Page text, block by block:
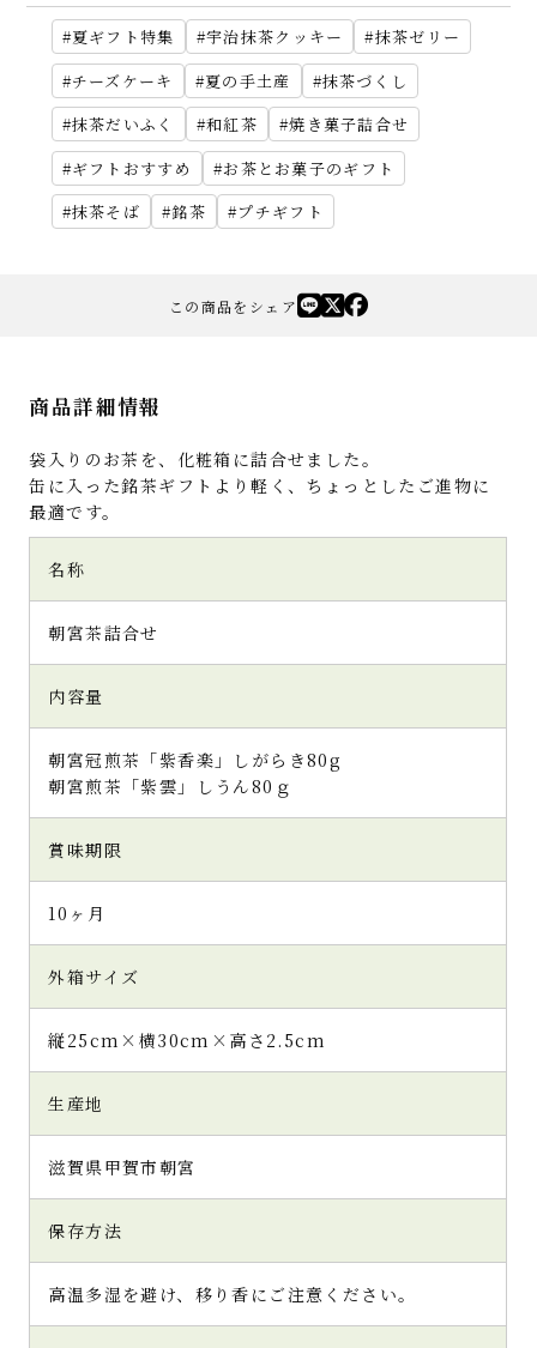
夏ギフト特集 宇治抹茶クッキー
抹茶ゼリー
チーズケーキ
夏の手土産
抹茶づくし
抹茶だいふく
和紅茶
焼き菓子詰合せ
ギフトおすすめ
お茶とお菓子のギフト
抹茶そば
銘茶 プチギフト
この商品をシェア
商品詳細情報
袋入りのお茶を、化粧箱に詰合せました。
缶に入った銘茶ギフトより軽く、ちょっとしたご進物に
最適です。
名称
朝宮茶詰合せ
内容量
朝宮冠煎茶「紫香楽」しがらき80g
朝宮煎茶「紫雲」しうん80ｇ
賞味期限
10ヶ月
外箱サイズ
縦25cm×横30cm×高さ2.5cm
生産地
滋賀県甲賀市朝宮
保存方法
高温多湿を避け、移り香にご注意ください。